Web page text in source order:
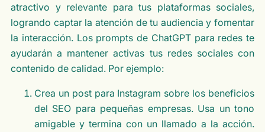
atractivo y relevante para tus plataformas sociales,
logrando captar la atención de tu audiencia y fomentar
la interacción. Los prompts de ChatGPT para redes te
ayudarán a mantener activas tus redes sociales con
contenido de calidad. Por ejemplo:
Crea un post para Instagram sobre los beneficios
del SEO para pequeñas empresas. Usa un tono
amigable y termina con un llamado a la acción.